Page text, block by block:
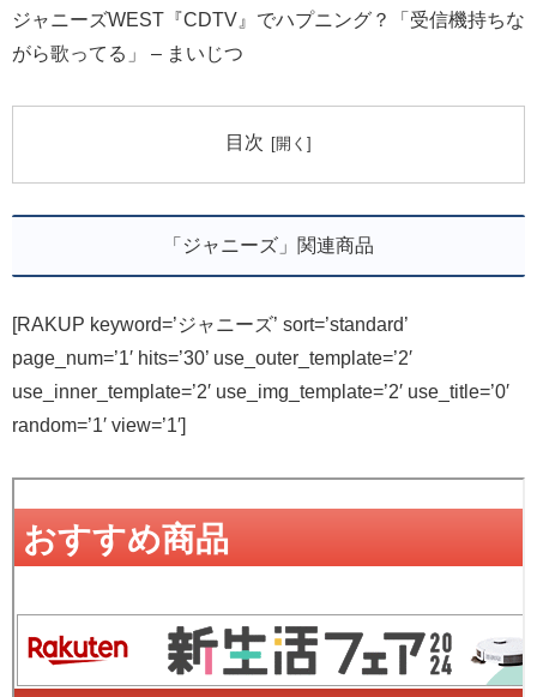
ジャニーズWEST『CDTV』でハプニング？「受信機持ちな
がら歌ってる」 – まいじつ
目次
「ジャニーズ」関連商品
[RAKUP keyword=’ジャニーズ’ sort=’standard’
page_num=’1′ hits=’30’ use_outer_template=’2′
use_inner_template=’2′ use_img_template=’2′ use_title=’0′
random=’1′ view=’1′]